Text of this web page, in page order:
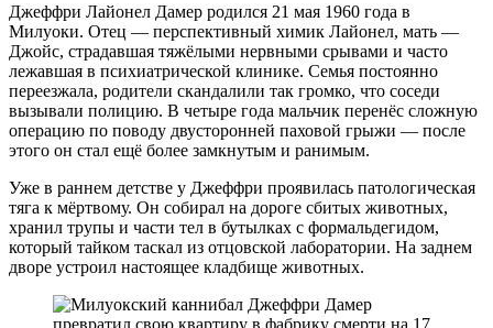
Джеффри Лайонел Дамер родился 21 мая 1960 года в
Милуоки. Отец — перспективный химик Лайонел, мать —
Джойс, страдавшая тяжёлыми нервными срывами и часто
лежавшая в психиатрической клинике. Семья постоянно
переезжала, родители скандалили так громко, что соседи
вызывали полицию. В четыре года мальчик перенёс сложную
операцию по поводу двусторонней паховой грыжи — после
этого он стал ещё более замкнутым и ранимым.
Уже в раннем детстве у Джеффри проявилась патологическая
тяга к мёртвому. Он собирал на дороге сбитых животных,
хранил трупы и части тел в бутылках с формальдегидом,
который тайком таскал из отцовской лаборатории. На заднем
дворе устроил настоящее кладбище животных.